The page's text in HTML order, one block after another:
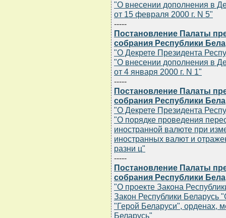
"О внесении дополнения в
от 15 февраля 2000 г. N 5"
-----
Постановление Палаты
собрания Республики
"О Декрете Президента
"О внесении дополнения в
от 4 января 2000 г. N 1"
-----
Постановление Палаты
собрания Республики
"О Декрете Президента
"О порядке проведения
иностранной валюте при
иностранных валют и
разни ц"
-----
Постановление Палаты
собрания Республики
"О проекте Закона
Закон Республики Беларусь
"Герой Беларуси", орденах,
Беларусь"